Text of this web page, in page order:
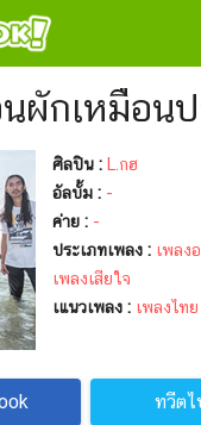
นผักเหมือน
ศิลปิน :
L.กฮ
อัลบั้ม : -
ค่าย : -
ประเภทเพลง : เพลง
เพลงเสียใจ
เแนวเพลง : เพลงไทย
ทวีต